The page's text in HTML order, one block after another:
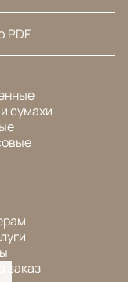
PDF
сумахи
заказ